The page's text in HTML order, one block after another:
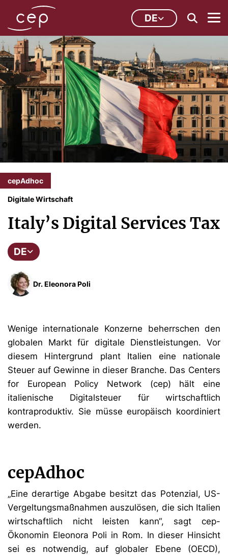
DE
cepAdhoc
Digitale Wirtschaft
Italy’s Digital Services Tax
DE
Dr. Eleonora Poli
Wenige internationale Konzerne beherrschen den
globalen Markt für digitale Dienstleistungen. Vor
diesem Hintergrund plant Italien eine nationale
Steuer auf Gewinne in dieser Branche. Das Centers
for European Policy Network (cep) hält eine
italienische Digitalsteuer für wirtschaftlich
kontraproduktiv. Sie müsse europäisch koordiniert
werden.
cepAdhoc
„Eine derartige Abgabe besitzt das Potenzial, US-
Vergeltungsmaßnahmen auszulösen, die sich Italien
wirtschaftlich nicht leisten kann“, sagt cep-
Ökonomin Eleonora Poli in Rom. In dieser Hinsicht
sei es notwendig, auf globaler Ebene (OECD),